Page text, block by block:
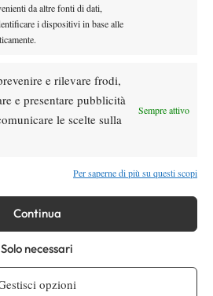
da altre fonti di dati,
i dispositivi in base alle
e rilevare frodi,
e presentare pubblicità
le scelte sulla
Sempre attivo
Per saperne di più su questi scopi
Continua
Solo necessari
opzioni
di gioco di martedì 4 agosto
in campo
1000 Montreal 2026, Berrettini si
a Navone all’esordio
X